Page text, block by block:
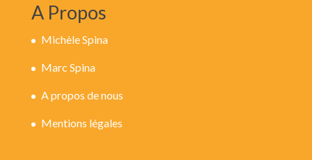
A Propos
Michèle Spina
Marc Spina
A propos de nous
Mentions légales